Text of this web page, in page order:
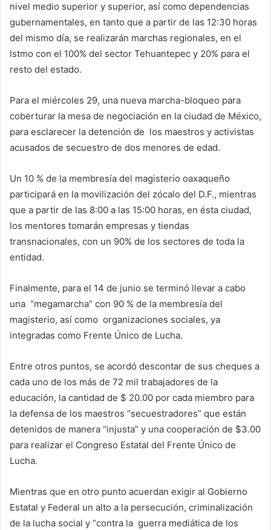
nivel medio superior y superior, así como dependencias
gubernamentales, en tanto que a partir de las 12:30 horas
del mismo día, se realizarán marchas regionales, en el
Istmo con el 100% del sector Tehuantepec y 20% para el
resto del estado.
Para el miércoles 29, una nueva marcha-bloqueo para
coberturar la mesa de negociación en la ciudad de México,
para esclarecer la detención de los maestros y activistas
acusados de secuestro de dos menores de edad.
Un 10 % de la membresía del magisterio oaxaqueño
participará en la movilización del zócalo del D.F., mientras
que a partir de las 8:00 a las 15:00 horas, en ésta ciudad,
los mentores tomarán empresas y tiendas
transnacionales, con un 90% de los sectores de toda la
entidad.
Finalmente, para el 14 de junio se terminó llevar a cabo
una “megamarcha” con 90 % de la membresía del
magisterio, así como organizaciones sociales, ya
integradas como Frente Único de Lucha.
Entre otros puntos, se acordó descontar de sus cheques a
cada uno de los más de 72 mil trabajadores de la
educación, la cantidad de $ 20.00 por cada miembro para
la defensa de los maestros “secuestradores” que están
detenidos de manera “injusta” y una cooperación de $3.00
para realizar el Congreso Estatal del Frente Único de
Lucha.
Mientras que en otro punto acuerdan exigir al Gobierno
Estatal y Federal un alto a la persecución, criminalización
de la lucha social y “contra la guerra mediática de los